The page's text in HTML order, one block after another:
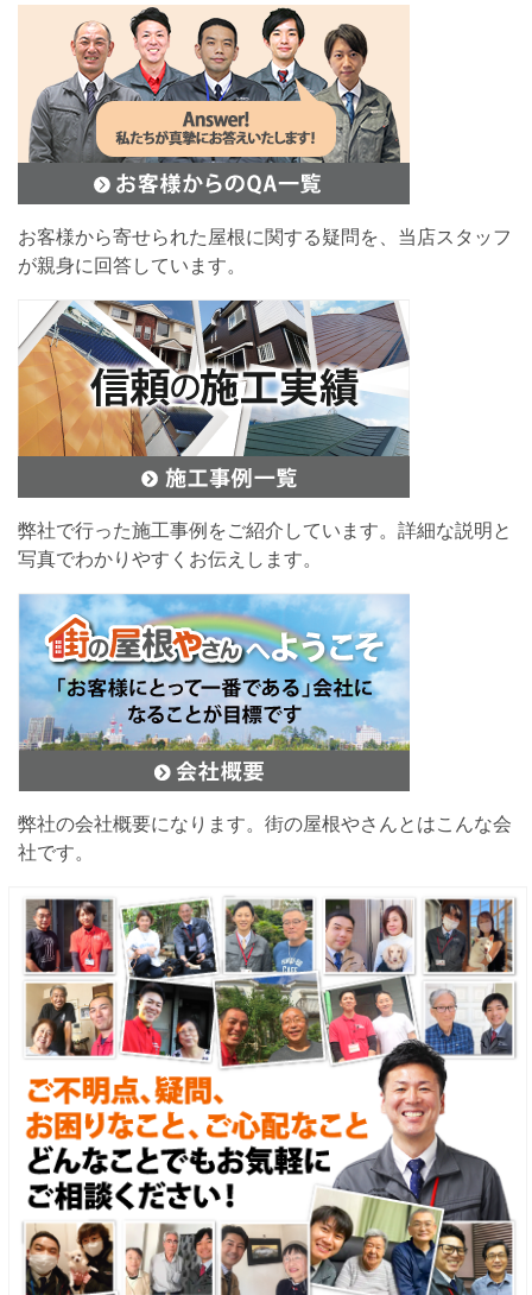
お客様から寄せられた屋根に関する疑問を、当店スタッフ
が親身に回答しています。
弊社で行った施工事例をご紹介しています。詳細な説明と
写真でわかりやすくお伝えします。
弊社の会社概要になります。街の屋根やさんとはこんな会
社です。